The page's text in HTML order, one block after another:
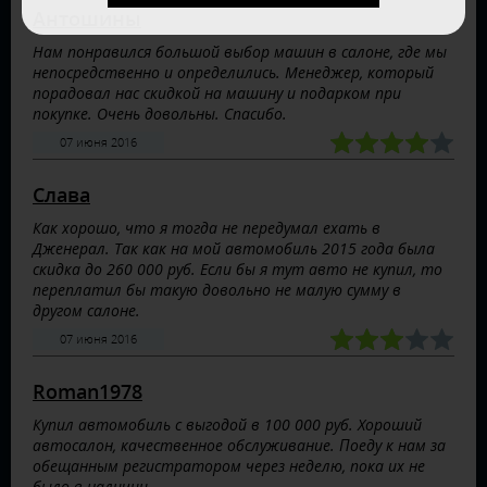
Нам понравился большой выбор машин в салоне, где мы
непосредственно и определились. Менеджер, который
порадовал нас скидкой на машину и подарком при
покупке. Очень довольны. Спасибо.
07 июня 2016
Слава
Как хорошо, что я тогда не передумал ехать в
Дженерал. Так как на мой автомобиль 2015 года была
скидка до 260 000 руб. Если бы я тут авто не купил, то
переплатил бы такую довольно не малую сумму в
другом салоне.
07 июня 2016
Roman1978
Купил автомобиль с выгодой в 100 000 руб. Хороший
автосалон, качественное обслуживание. Поеду к нам за
обещанным регистратором через неделю, пока их не